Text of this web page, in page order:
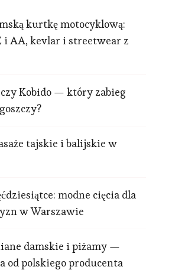
kurtkę motocyklową:
i AA, kevlar i streetwear z
Kobido — który zabieg
tajskie i balijskie w
modne cięcia dla
w Warszawie
damskie i piżamy —
od polskiego producenta